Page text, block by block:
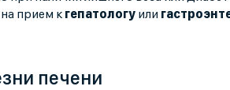
прием к гепатологу или
печени